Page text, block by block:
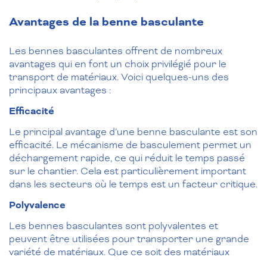
Avantages de la benne basculante
Les bennes basculantes offrent de nombreux
avantages qui en font un choix privilégié pour le
transport de matériaux. Voici quelques-uns des
principaux avantages :
Efficacité
Le principal avantage d’une benne basculante est son
efficacité. Le mécanisme de basculement permet un
déchargement rapide, ce qui réduit le temps passé
sur le chantier. Cela est particulièrement important
dans les secteurs où le temps est un facteur critique.
Polyvalence
Les bennes basculantes sont polyvalentes et
peuvent être utilisées pour transporter une grande
variété de matériaux. Que ce soit des matériaux